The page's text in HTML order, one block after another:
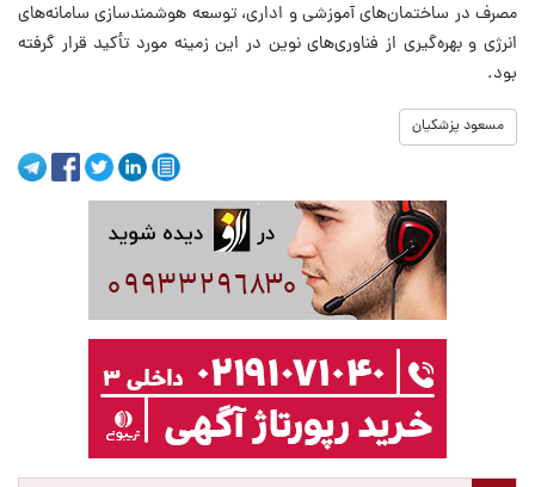
مصرف در ساختمان‌های آموزشی و اداری، توسعه هوشمندسازی سامانه‌های
انرژی و بهره‌گیری از فناوری‌های نوین در این زمینه مورد تأکید قرار گرفته
بود.
مسعود پزشکیان